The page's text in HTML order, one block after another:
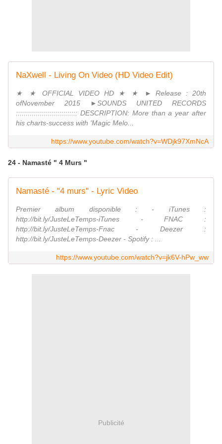
NaXwell - Living On Video (HD Video Edit)
★ ★ OFFICIAL VIDEO HD ★ ★ ► Release : 20th
ofNovember 2015 ►SOUNDS UNITED RECORDS
::::::::::::::::::::::::::::::: DESCRIPTION: More than a year after
his charts-success with 'Magic Melo...
https://www.youtube.com/watch?v=WDjk97XmNcA
24 - Namasté " 4 Murs "
Namasté - "4 murs" - Lyric Video
Premier album disponible : - iTunes :
http://bit.ly/JusteLeTemps-iTunes - FNAC :
http://bit.ly/JusteLeTemps-Fnac - Deezer :
http://bit.ly/JusteLeTemps-Deezer - Spotify : ...
https://www.youtube.com/watch?v=jk6V-hPw_ww
Publicité